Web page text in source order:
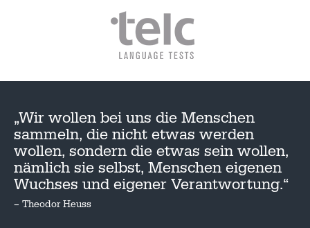
„Wir wollen bei uns die Menschen
sammeln, die nicht etwas werden
wollen, sondern die etwas sein wollen,
nämlich sie selbst, Menschen eigenen
Wuchses und eigener Verantwortung.“
– Theodor Heuss